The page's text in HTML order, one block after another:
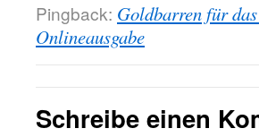
Pingback: Goldbarren für
Onlineausgabe
Schreibe einen